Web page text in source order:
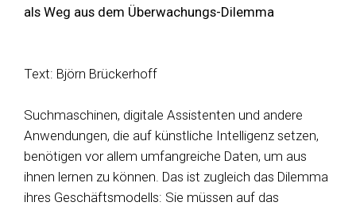
als Weg aus dem Überwachungs-Dilemma
Text: Björn Brückerhoff
Suchmaschinen, digitale Assistenten und andere
Anwendungen, die auf künstliche Intelligenz setzen,
benötigen vor allem umfangreiche Daten, um aus
ihnen lernen zu können. Das ist zugleich das Dilemma
ihres Geschäftsmodells: Sie müssen auf das